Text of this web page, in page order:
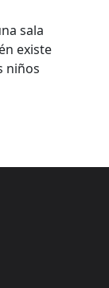
sala
existe
niños